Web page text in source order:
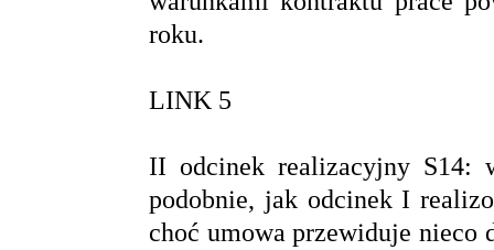
roku.
LINK 5
II odcinek realizacyjny S14:
podobnie, jak odcinek I
choć umowa przewiduje nieco